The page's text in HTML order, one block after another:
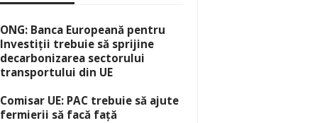
ONG: Banca Europeană pentru
Investiții trebuie să sprijine
decarbonizarea sectorului
transportului din UE
Comisar UE: PAC trebuie să ajute
fermierii să facă față